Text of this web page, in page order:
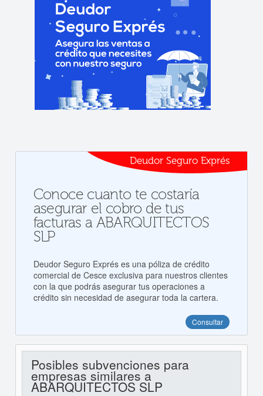
Deudor Seguro Exprés
Conoce cuanto te costaría
asegurar el cobro de tus
facturas a ABARQUITECTOS
SLP
Deudor Seguro Exprés es una póliza de crédito
comercial de Cesce exclusiva para nuestros clientes
con la que podrás asegurar tus operaciones a
crédito sin necesidad de asegurar toda la cartera.
Consultar
Posibles subvenciones para
empresas similares a
ABARQUITECTOS SLP